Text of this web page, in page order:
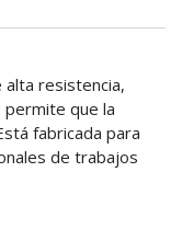
resistencia,
que la
fabricada para
de trabajos